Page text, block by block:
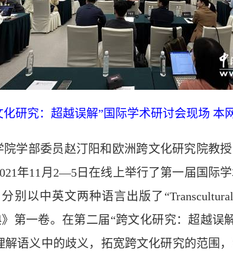
化研究：超越误解”国际学术研讨会现场 本
部委员赵汀阳和欧洲跨文化研究院教授
年11月2—5日在线上举行了第一届国际
以中英文两种语言出版了“Transcultural
》第一卷。在第二届“跨文化研究：超越
语义中的歧义，拓宽跨文化研究的范围